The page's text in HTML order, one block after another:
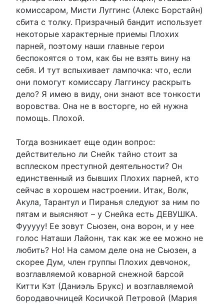
комиссаром, Мисти Луггинс (Алекс Борстайн)
сбита с толку. Призрачный бандит использует
некоторые характерные приемы Плохих
парней, поэтому наши главные герои
беспокоятся о том, как бы не взять вину на
себя. И тут вспыхивает лампочка: что, если
они помогут комиссару Лаггинсу раскрыть
дело? Я имею в виду, они знают все тонкости
воровства. Она не в восторге, но ей нужна
помощь. Плохой.
Тогда возникает еще один вопрос:
действительно ли Снейк тайно стоит за
всплеском преступной деятельности? Он
единственный из бывших Плохих парней, кто
сейчас в хорошем настроении. Итак, Волк,
Акула, Тарантул и Пиранья следуют за ним по
пятам и выясняют – у Снейка есть ДЕВУШКА.
Фууууу! Ее зовут Сьюзен, она ворон, и у нее
голос Наташи Лайонн, так как же ее можно не
любить? Но! На самом деле она не Сьюзен, а
скорее Дум, член группы Плохих девчонок,
возглавляемой коварной снежной барсой
Китти Кэт (Даниэль Брукс) и возглавляемой
бородавочницей Косичкой Петровой (Мария